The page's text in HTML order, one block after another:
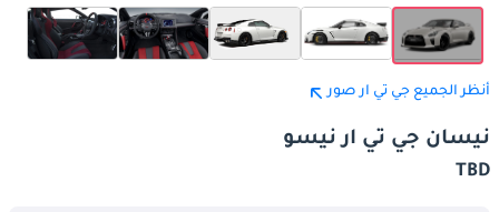
أنظر الجميع جي تي ار صور
نيسان جي تي ار نيسو
TBD